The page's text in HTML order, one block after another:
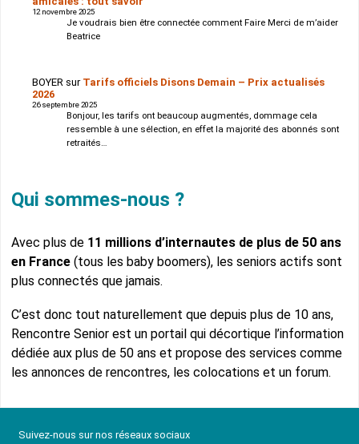
12 novembre 2025
Je voudrais bien être connectée comment Faire Merci de m’aider
Beatrice
BOYER sur Tarifs officiels Disons Demain – Prix actualisés
2026
26 septembre 2025
Bonjour, les tarifs ont beaucoup augmentés, dommage cela
ressemble à une sélection, en effet la majorité des abonnés sont
retraités…
Qui sommes-nous ?
Avec plus de 11 millions d’internautes de plus de 50 ans
en France (tous les baby boomers), les seniors actifs sont
plus connectés que jamais.
C’est donc tout naturellement que depuis plus de 10 ans,
Rencontre Senior est un portail qui décortique l’information
dédiée aux plus de 50 ans et propose des services comme
les annonces de rencontres, les colocations et un forum.
Suivez-nous sur nos réseaux sociaux